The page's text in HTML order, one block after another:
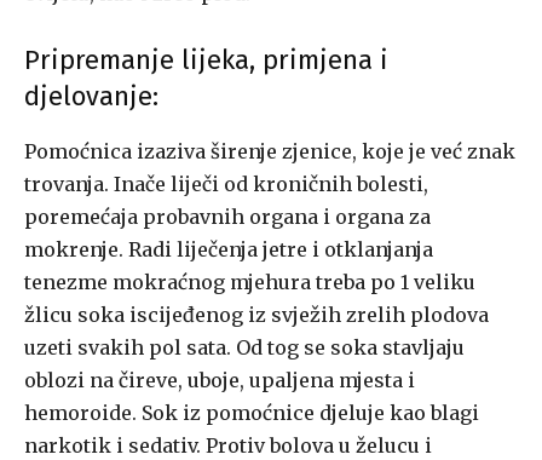
Pripremanje lijeka, primjena i
djelovanje:
Pomoćnica izaziva širenje zjenice, koje je već znak
trovanja. Inače liječi od kroničnih bolesti,
poremećaja probavnih organa i organa za
mokrenje. Radi liječenja jetre i otklanjanja
tenezme mokraćnog mjehura treba po 1 veliku
žlicu soka iscijeđenog iz svježih zrelih plodova
uzeti svakih pol sata. Od tog se soka stavljaju
oblozi na čireve, uboje, upaljena mjesta i
hemoroide. Sok iz pomoćnice djeluje kao blagi
narkotik i sedativ. Protiv bolova u želucu i